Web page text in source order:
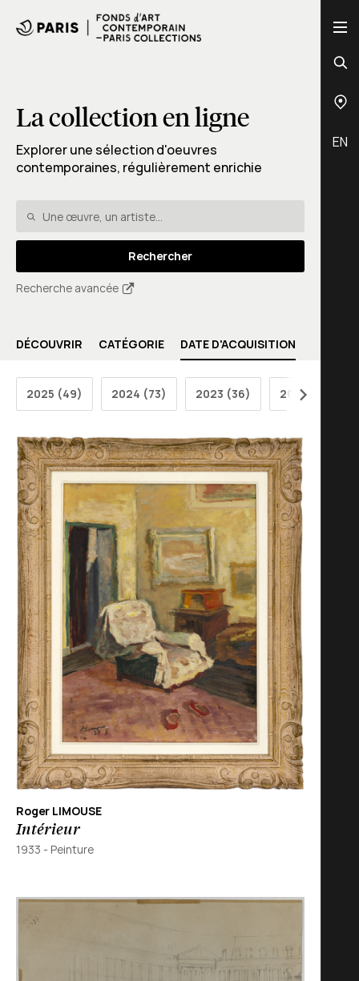
EN
La collection en ligne
Explorer une sélection d'oeuvres
contemporaines, régulièrement enrichie
Rechercher
DÉCOUVRIR CATÉGORIE DATE D'ACQUISITION
Recherche avancée
2025 (49) 2024 (73) 2023 (36) 2022 (31)
Roger LIMOUSE
Intérieur
1933 - Peinture